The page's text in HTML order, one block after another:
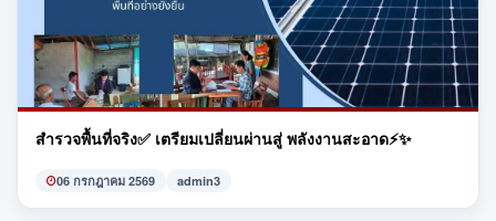
สำรวจพื้นที่จริง✅ เตรียมเปลี่ยนผ่านสู่ พลังงานสะอาด⚡️✨
06 กรกฎาคม 2569 admin3